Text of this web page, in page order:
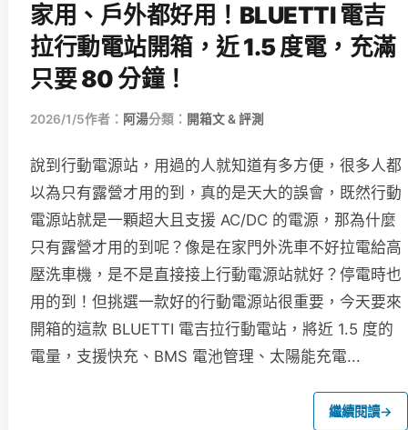
家用、戶外都好用！BLUETTI 電吉
拉行動電站開箱，近 1.5 度電，充滿
只要 80 分鐘！
2026/1/5作者： 阿湯分類： 開箱文 & 評測
說到行動電源站，用過的人就知道有多方便，很多人都
以為只有露營才用的到，真的是天大的誤會，既然行動
電源站就是一顆超大且支援 AC/DC 的電源，那為什麼
只有露營才用的到呢？像是在家門外洗車不好拉電給高
壓洗車機，是不是直接接上行動電源站就好？停電時也
用的到！但挑選一款好的行動電源站很重要，今天要來
開箱的這款 BLUETTI 電吉拉行動電站，將近 1.5 度的
電量，支援快充、BMS 電池管理、太陽能充電...
繼續閱讀→